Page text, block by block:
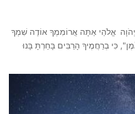
אֱלֹהַי אַתָּה אֲרוֹמִמְךָ אוֹדֶה שִׁמְךָ
כִּי בְרַחֲמֶיךָ הָרַבִּים בָּחַרְתָּ בָּנוּ